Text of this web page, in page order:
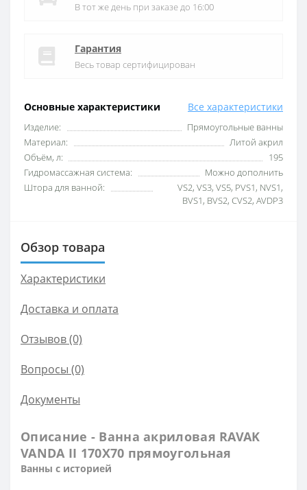
Основные характеристики Все характеристики
Изделие:
Прямоугольные ванны
Материал:
Литой акрил
Объём, л:
195
Гидромассажная система:
Можно дополнить
Штора для ванной:
VS2, VS3, VS5, PVS1, NVS1,
BVS1, BVS2, CVS2, AVDP3
В тот же день при заказе до 16:00
Гарантия
Весь товар сертифицирован
Обзор товара
Характеристики
Доставка и оплата
Отзывов (0)
Вопросы (0)
Документы
Описание - Ванна акриловая RAVAK
VANDA II 170X70 прямоугольная
Ванны с историей